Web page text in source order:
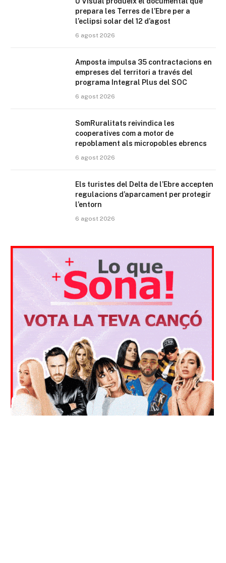
prepara les Terres de l’Ebre per a
l’eclipsi solar del 12 d’agost
6 agost 2026
Amposta impulsa 35 contractacions en
empreses del territori a través del
programa Integral Plus del SOC
6 agost 2026
SomRuralitats reivindica les
cooperatives com a motor de
repoblament als micropobles ebrencs
6 agost 2026
Els turistes del Delta de l’Ebre accepten
regulacions d’aparcament per protegir
l’entorn
6 agost 2026